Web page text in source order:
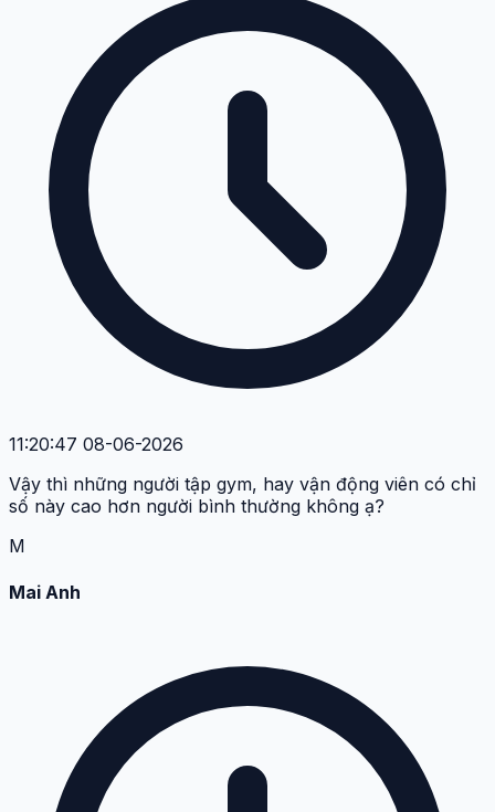
11:20:47 08-06-2026
Vậy thì những người tập gym, hay vận động viên có chỉ
số này cao hơn người bình thường không ạ?
M
Mai Anh